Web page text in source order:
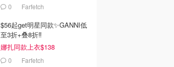
0 Farfetch
$56起get明星同款✨GANNI低
至3折+叠8折‼️
娜扎同款上衣$138
0 Farfetch